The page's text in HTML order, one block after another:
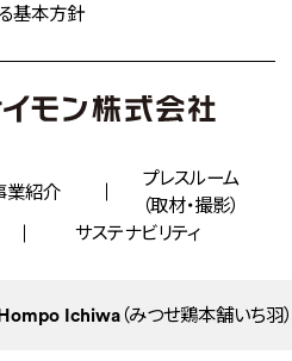
基本方針
業紹介
プレスルーム
（取材・撮影）
サステナビリティ
Ichiwa（みつせ鶏本舗いち羽）